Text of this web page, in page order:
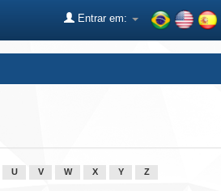
Entrar em:
U V W X Y Z